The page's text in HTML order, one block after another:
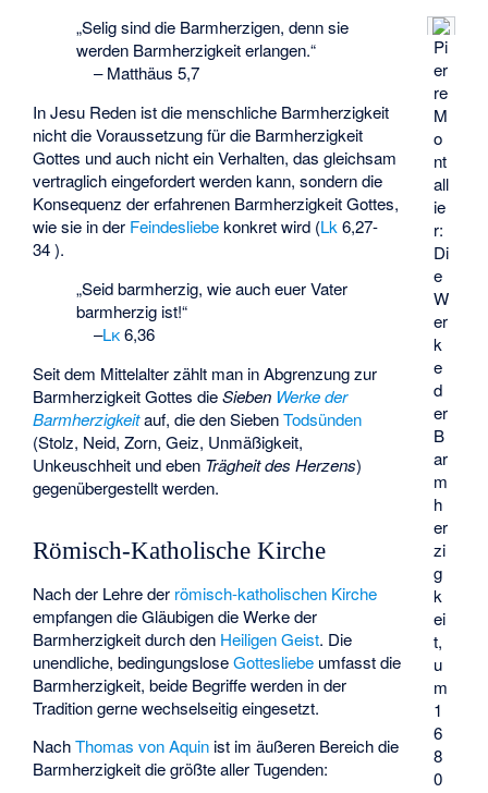
Pi
er
re
M
o
nt
all
ie
r:
Di
e
W
er
k
e
d
er
B
ar
m
h
er
zi
g
k
ei
t,
u
m
1
6
8
0
„Selig sind die Barmherzigen, denn sie
werden Barmherzigkeit erlangen.“
–Matthäus 5,7
In Jesu Reden ist die menschliche Barmherzigkeit
nicht die Voraussetzung für die Barmherzigkeit
Gottes und auch nicht ein Verhalten, das gleichsam
vertraglich eingefordert werden kann, sondern die
Konsequenz der erfahrenen Barmherzigkeit Gottes,
wie sie in der Feindesliebekonkret wird (Lk 6,27-
34 ).
„Seid barmherzig, wie auch euer Vater
barmherzig ist!“
–Lk6,36
Seit dem Mittelalter zählt man in Abgrenzung zur
Barmherzigkeit Gottes dieSieben Werke der
Barmherzigkeitauf, die den SiebenTodsünden
(Stolz, Neid, Zorn, Geiz, Unmäßigkeit,
Unkeuschheit und eben Trägheit des Herzens)
gegenübergestellt werden.
Römisch-Katholische Kirche
Nach der Lehre der römisch-katholischen Kirche
empfangen die Gläubigen die Werke der
Barmherzigkeit durch den Heiligen Geist. Die
unendliche, bedingungsloseGottesliebe umfasst die
Barmherzigkeit, beide Begriffe werden in der
Tradition gerne wechselseitig eingesetzt.
NachThomas von Aquin ist im äußeren Bereich die
Barmherzigkeit die größte aller Tugenden: